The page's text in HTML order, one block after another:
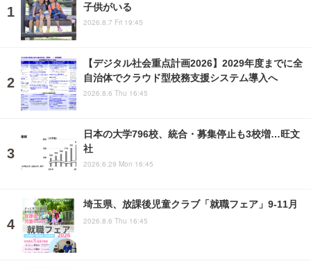
子供がいる
2026.8.7 Fri 19:45
【デジタル社会重点計画2026】2029年度までに全
自治体でクラウド型校務支援システム導入へ
2026.8.6 Thu 16:45
日本の大学796校、統合・募集停止も3校増…旺文
社
2026.6.29 Mon 16:45
埼玉県、放課後児童クラブ「就職フェア」9-11月
2026.8.6 Thu 16:45